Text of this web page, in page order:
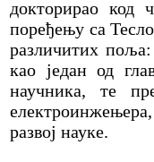
докторирао код
поређењу са
различитих
као један од
научника, те
развој науке.